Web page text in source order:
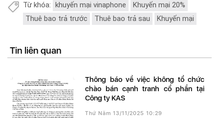
Từ khóa: khuyến mại vinaphone
Khuyến mại 20%
Thuê bao trả trước
Thuê bao trả sau Khuyến mại
Tin liên quan
Thông báo về việc không tổ chức
chào bán cạnh tranh cổ phần tại
Công ty KAS
Thứ Năm 13/11/2025 10:29